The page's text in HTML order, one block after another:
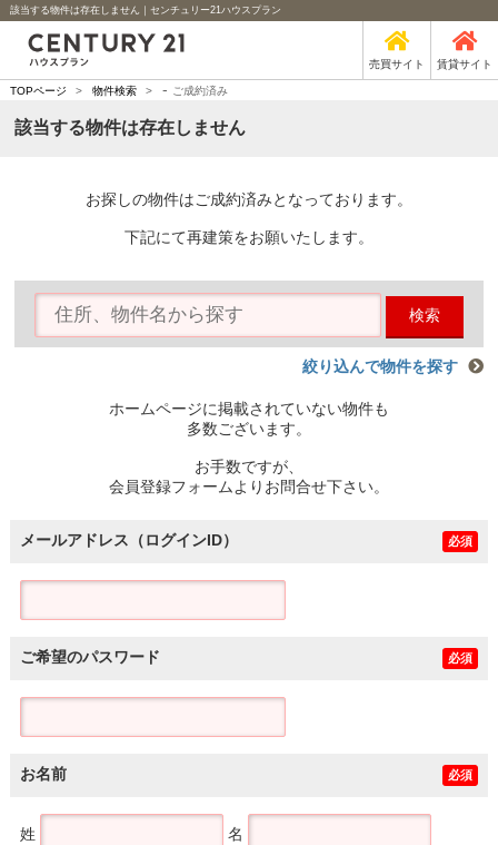
該当する物件は存在しません｜センチュリー21ハウスプラン
売買サイト 賃貸サイト
TOPページ > 物件検索 > - ご成約済み
該当する物件は存在しません
お探しの物件はご成約済みとなっております。
下記にて再建策をお願いたします。
検索
絞り込んで物件を探す
ホームページに掲載されていない物件も
多数ございます。
お手数ですが、
会員登録フォームよりお問合せ下さい。
メールアドレス（ログインID） 必須
ご希望のパスワード 必須
お名前 必須
姓 名